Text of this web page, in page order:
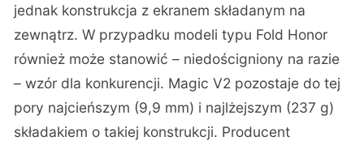
jednak konstrukcja z ekranem składanym na
zewnątrz. W przypadku modeli typu Fold Honor
również może stanowić – niedościgniony na razie
– wzór dla konkurencji. Magic V2 pozostaje do tej
pory najcieńszym (9,9 mm) i najlżejszym (237 g)
składakiem o takiej konstrukcji. Producent